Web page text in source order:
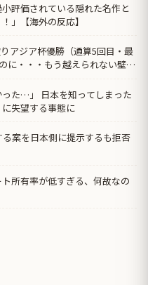
評価されている隠れた名作と
」【海外の反応】
アジア杯優勝（通算5回目・最
に・・・もう越えられない壁に
ない壁である」
た…」 日本を知ってしまった
失望する事態に
案を日本側に提示するも拒否
所有率が低すぎる、何故なの